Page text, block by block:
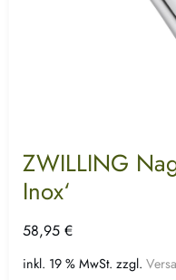
ZWILLING
Inox‘
58,95 €
inkl. 19 % MwSt. zzgl.